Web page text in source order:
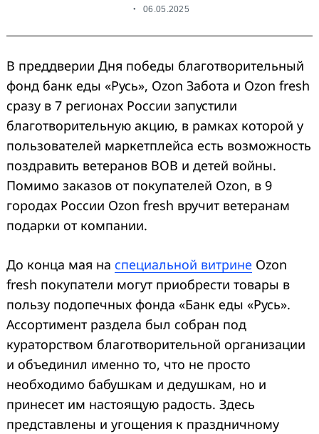
06.05.2025
В преддверии Дня победы благотворительный
фонд банк еды «Русь», Ozon Забота и Ozon fresh
сразу в 7 регионах России запустили
благотворительную акцию, в рамках которой у
пользователей маркетплейса есть возможность
поздравить ветеранов ВОВ и детей войны.
Помимо заказов от покупателей Ozon, в 9
городах России Ozon fresh вручит ветеранам
подарки от компании.
До конца мая на специальной витрине Ozon
fresh покупатели могут приобрести товары в
пользу подопечных фонда «Банк еды «Русь».
Ассортимент раздела был собран под
кураторством благотворительной организации
и объединил именно то, что не просто
необходимо бабушкам и дедушкам, но и
принесет им настоящую радость. Здесь
представлены и угощения к праздничному